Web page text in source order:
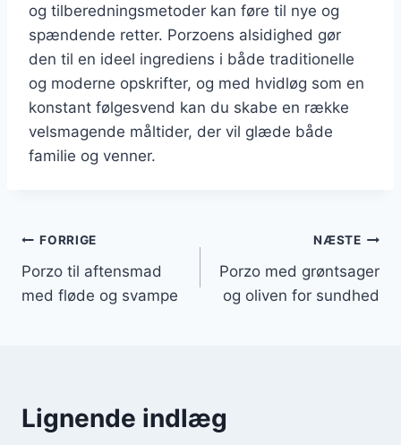
og tilberedningsmetoder kan føre til nye og
spændende retter. Porzoens alsidighed gør
den til en ideel ingrediens i både traditionelle
og moderne opskrifter, og med hvidløg som en
konstant følgesvend kan du skabe en række
velsmagende måltider, der vil glæde både
familie og venner.
Indlægsnavigation
FORRIGE
Porzo til aftensmad
med fløde og svampe
NÆSTE
Porzo med grøntsager
og oliven for sundhed
Lignende indlæg